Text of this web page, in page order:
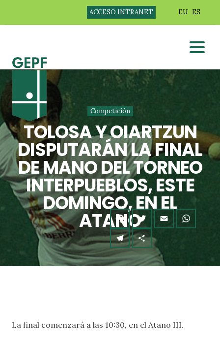
ACCESO INTRANET EU ES
Competición
TOLOSA Y OIARTZUN
DISPUTARÁN LA FINAL
DE MANO DEL TORNEO
INTERPUEBLOS, ESTE
DOMINGO, EN EL
ATANO
La final comenzará a las 10:30, en el Atano III.